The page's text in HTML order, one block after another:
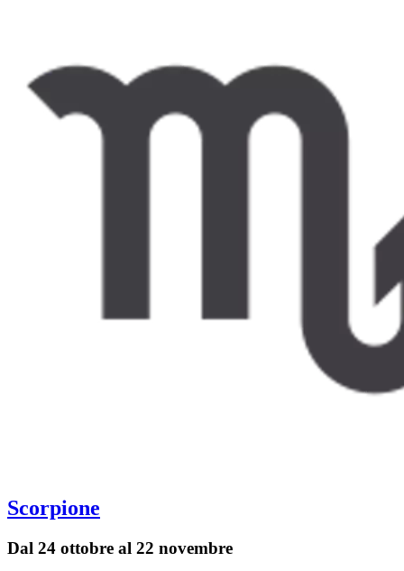
Scorpione
Dal 24 ottobre al 22 novembre